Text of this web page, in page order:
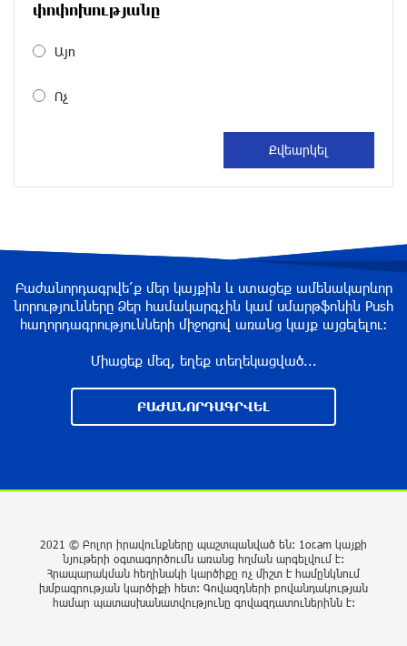
Թուրքիան, Սաուդյան Արաբիան և
Պակիստանը մտադիր են ռшզմական դաշինք
«Հակամարտությունը կարող է հեռու գնալ»
3 ժամ առաջ
համագործակցության խորացումը
Ռուս-ուկրաինական hակամարտության
4 ժամ առաջ
Ճգնաժամն անխուսափելի է. Ի՞նչ կարող է
փոփոխությանը
Այո
Ոչ
Բաժանորդագրվե՛ք մեր կայքին և ստացեք ամենակարևոր
նորությունները Ձեր համակարգչին կամ սմարթֆոնին Push
հաղորդագրությունների միջոցով առանց կայք այցելելու։
Միացեք մեզ, եղեք տեղեկացված...
ԲԱԺԱՆՈՐԴԱԳՐՎԵԼ
2021 © Բոլոր իրավունքները պաշտպանված են: 1or.am կայքի
նյութերի օգտագործումն առանց հղման արգելվում է:
Հրապարակման հեղինակի կարծիքը ոչ միշտ է համընկնում
խմբագրության կարծիքի հետ: Գովազդների բովանդակության
համար պատասխանատվությունը գովազդատուներինն է: